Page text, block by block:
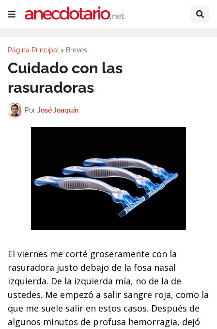
Página Principal Breves
Cuidado con las
rasuradoras
Por José Joaquín
El viernes me corté groseramente con la
rasuradora justo debajo de la fosa nasal
izquierda. De la izquierda mía, no de la de
ustedes. Me empezó a salir sangre roja, como la
que me suele salir en estos casos. Después de
algunos minutos de profusa hemorragia, dejó